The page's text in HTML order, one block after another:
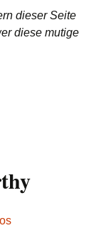
dieser Seite
diese mutige